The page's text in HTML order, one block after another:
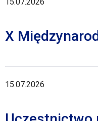
X
15.07.2026